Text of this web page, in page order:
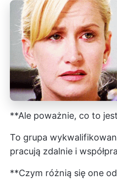
**Ale poważnie, co to
To grupa
pracują zdalnie i
**Czym różnią się one